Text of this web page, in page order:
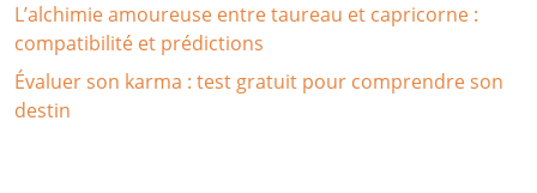
L’alchimie amoureuse entre taureau et capricorne :
compatibilité et prédictions
Évaluer son karma : test gratuit pour comprendre son
destin